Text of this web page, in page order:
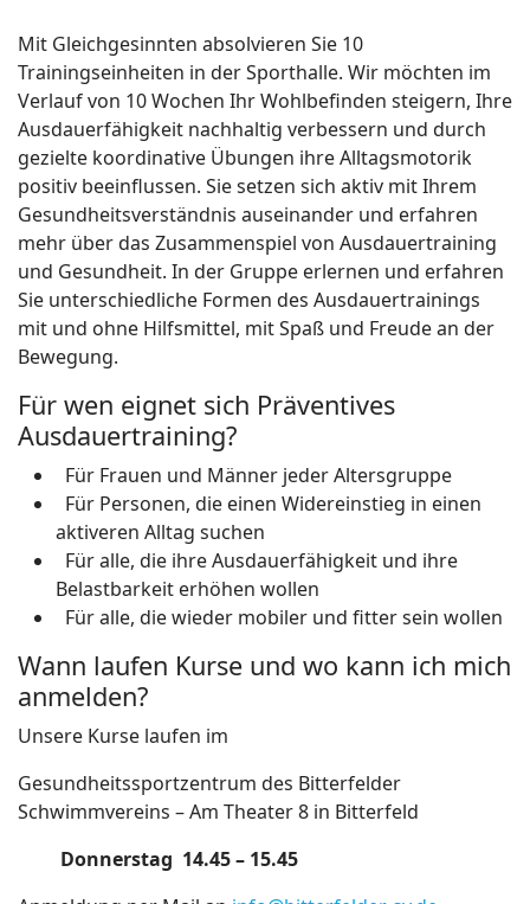
Mit Gleichgesinnten absolvieren Sie 10
Trainingseinheiten in der Sporthalle. Wir möchten im
Verlauf von 10 Wochen Ihr Wohlbefinden steigern, Ihre
Ausdauerfähigkeit nachhaltig verbessern und durch
gezielte koordinative Übungen ihre Alltagsmotorik
positiv beeinflussen. Sie setzen sich aktiv mit Ihrem
Gesundheitsverständnis auseinander und erfahren
mehr über das Zusammenspiel von Ausdauertraining
und Gesundheit. In der Gruppe erlernen und erfahren
Sie unterschiedliche Formen des Ausdauertrainings
mit und ohne Hilfsmittel, mit Spaß und Freude an der
Bewegung.
Für wen eignet sich Präventives
Ausdauertraining?
Für Frauen und Männer jeder Altersgruppe
Für Personen, die einen Widereinstieg in einen
aktiveren Alltag suchen
Für alle, die ihre Ausdauerfähigkeit und ihre
Belastbarkeit erhöhen wollen
Für alle, die wieder mobiler und fitter sein wollen
Wann laufen Kurse und wo kann ich mich
anmelden?
Unsere Kurse laufen im
Gesundheitssportzentrum des Bitterfelder
Schwimmvereins – Am Theater 8 in Bitterfeld
Donnerstag 14.45 – 15.45